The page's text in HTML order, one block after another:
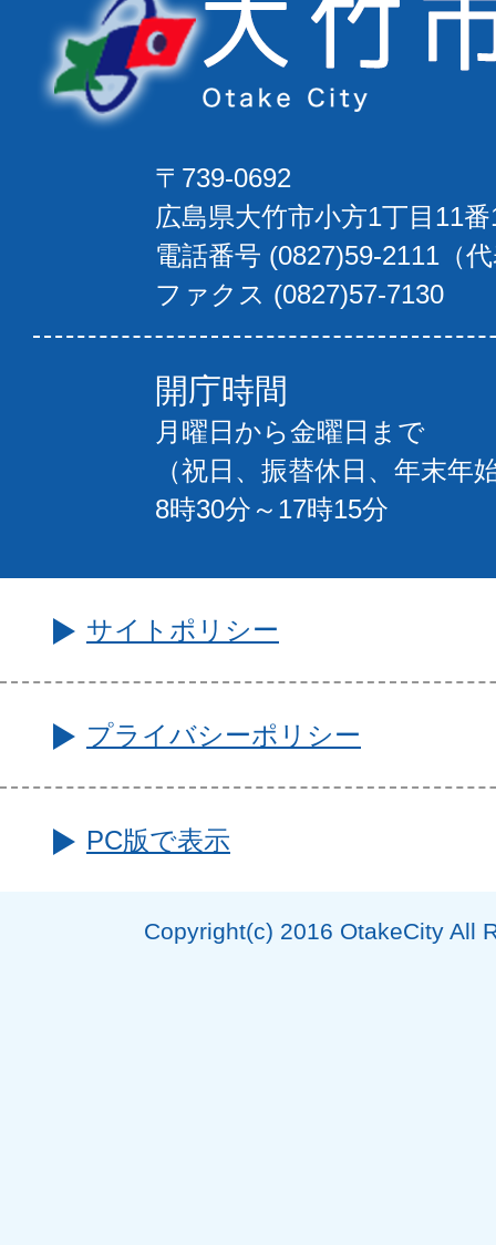
〒739-0692
広島県大竹市小方1丁目11
電話番号 (0827)59-2111（
ファクス (0827)57-7130
開庁時間
月曜日から金曜日まで
（祝日、振替休日、年末年
8時30分～17時15分
サイトポリシー
プライバシーポリシー
PC版で表示
Copyright(c) 2016 OtakeCity All